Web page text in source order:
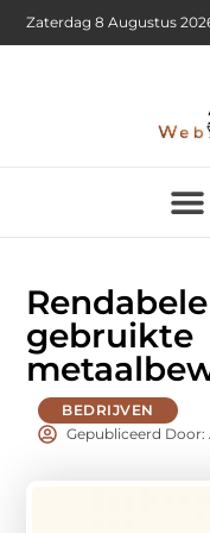
Zaterdag 8 Augustus
gebruikte
BEDRIJVEN
Gepubliceerd Door: